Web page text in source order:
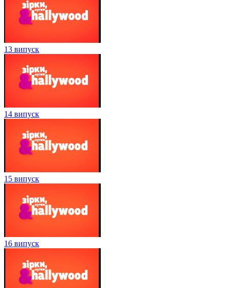
13 випуск
14 випуск
15 випуск
16 випуск